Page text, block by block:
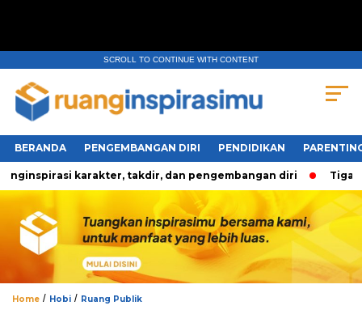
SCROLL TO CONTINUE WITH CONTENT
BERANDA PENGEMBANGAN DIRI PENDIDIKAN
karakter, takdir, dan pengembangan diri Tiga
Home / Hobi / Ruang Publik